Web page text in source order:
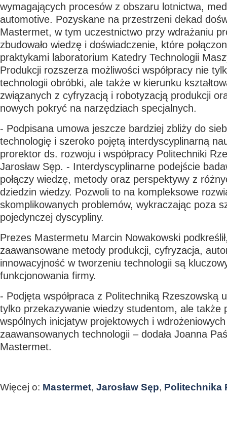
wymagających procesów z obszaru lotnictwa,
automotive. Pozyskane na przestrzeni dekad
Mastermet, w tym uczestnictwo przy wdrażaniu
zbudowało wiedzę i doświadczenie, które
praktykami laboratorium Katedry Technologii
Produkcji rozszerza możliwości współpracy nie
technologii obróbki, ale także w kierunku
związanych z cyfryzacją i robotyzacją produkcji
nowych pokryć na narzędziach specjalnych.
- Podpisana umowa jeszcze bardziej zbliży do
technologię i szeroko pojętą interdyscyplinarną
prorektor ds. rozwoju i współpracy Politechniki
Jarosław Sęp. - Interdyscyplinarne podejście
połączy wiedzę, metody oraz perspektywy z
dziedzin wiedzy. Pozwoli to na kompleksowe
skomplikowanych problemów, wykraczając poza
pojedynczej dyscypliny.
Prezes Mastermetu Marcin Nowakowski
zaawansowane metody produkcji, cyfryzacja,
innowacyjność w tworzeniu technologii są
funkcjonowania firmy.
- Podjęta współpraca z Politechniką Rzeszowską
tylko przekazywanie wiedzy studentom, ale także
wspólnych inicjatyw projektowych i
zaawansowanych technologii – dodała Joanna
Mastermet.
Więcej o: Mastermet, Jarosław Sęp, Politechnika